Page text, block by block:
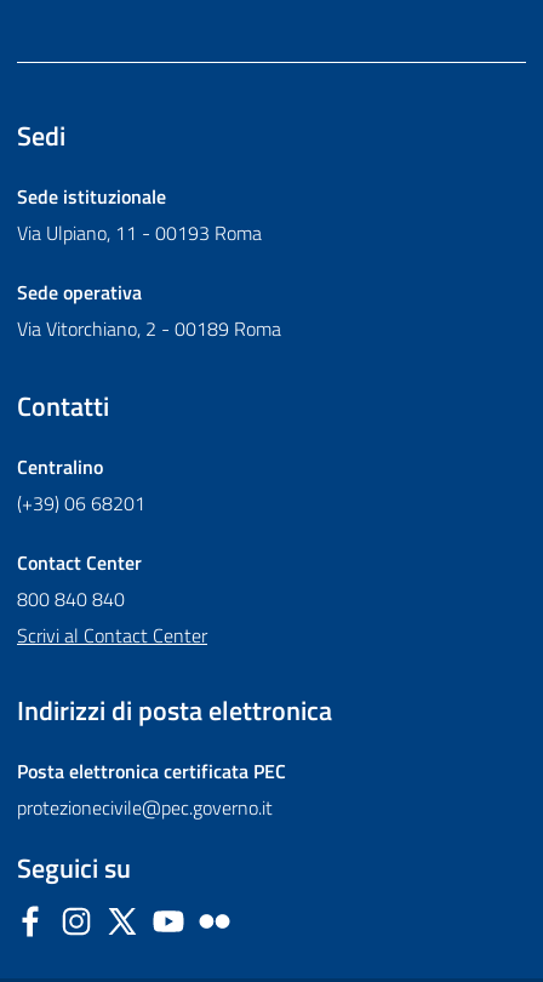
Sedi
Sede istituzionale
Via Ulpiano, 11 - 00193 Roma
Sede operativa
Via Vitorchiano, 2 - 00189 Roma
Contatti
Centralino
(+39) 06 68201
Contact Center
800 840 840
Scrivi al Contact Center
Indirizzi di posta elettronica
Posta elettronica certificata PEC
protezionecivile@pec.governo.it
Seguici su
FacebookInstagram
Twitter YouTube